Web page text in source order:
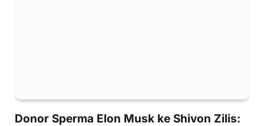
Donor Sperma Elon Musk ke Shivon Zilis: